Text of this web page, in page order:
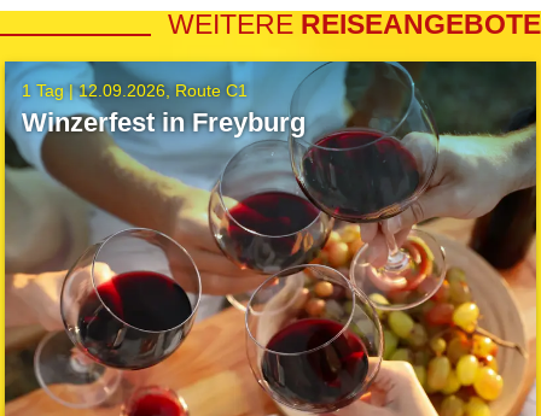
WEITERE REISEANGEBOTE
1 Tag |12.09.2026 Route C1
Winzerfest in Freyburg